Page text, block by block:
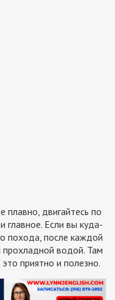
плавно, двигайтесь по
главное. Если вы куда-
похода, после каждой
прохладной водой. Там
приятно и полезно.